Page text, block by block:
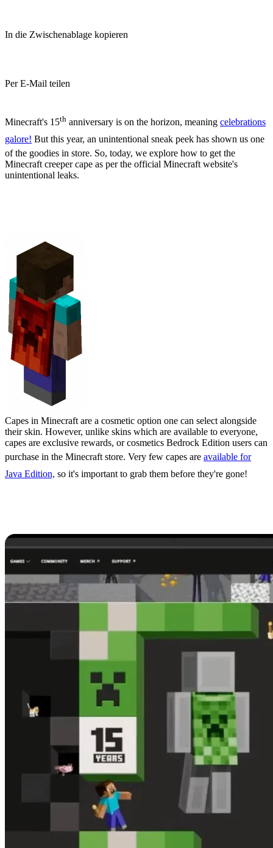
In die Zwischenablage kopieren
Per E-Mail teilen
Minecraft's 15th anniversary is on the horizon, meaning celebrations
galore! But this year, an unintentional sneak peek has shown us one
of the goodies in store. So, today, we explore how to get the
Minecraft creeper cape as per the official Minecraft website's
unintentional leaks.
Capes in Minecraft are a cosmetic option one can select alongside
their skin. However, unlike skins which are available to everyone,
capes are exclusive rewards, or cosmetics Bedrock Edition users can
purchase in the Minecraft store. Very few capes are available for
Java Edition, so it's important to grab them before they're gone!